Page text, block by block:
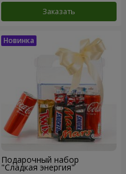
Заказать
Подарочный набор
"Сладкая энергия"